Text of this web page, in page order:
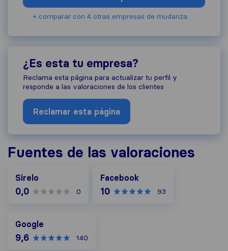
+ comparar con 4 otras empresas de mudanza.
¿Es esta tu empresa?
Reclama esta página para actualizar tu perfil y
responde a las valoraciones de los clientes
Reclamar esta página
Fuentes de las valoraciones
Sirelo
0,0 0
Facebook
10 93
Google
9,6 140